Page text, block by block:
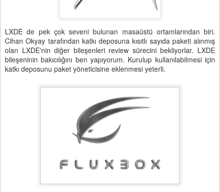
LXDE de pek çok seveni bulunan masaüstü ortamlarından biri.
Cihan Okyay tarafından katkı deposuna kısıtlı sayıda paketi alınmış
olan LXDE'nin diğer bileşenleri review sürecini bekliyorlar. LXDE
bileşeninin bakıcılığını ben yapıyorum. Kurulup kullanılabilmesi için
katkı deposunu paket yöneticisine eklenmesi yeterli.